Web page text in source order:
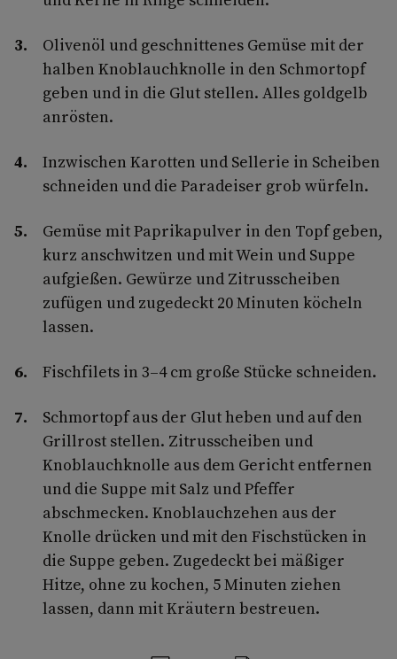
Olivenöl und geschnittenes Gemüse mit der
halben Knoblauchknolle in den Schmortopf
geben und in die Glut stellen. Alles goldgelb
anrösten.
Inzwischen Karotten und Sellerie in Scheiben
schneiden und die Paradeiser grob würfeln.
Gemüse mit Paprikapulver in den Topf geben,
kurz anschwitzen und mit Wein und Suppe
aufgießen. Gewürze und Zitrusscheiben
zufügen und zugedeckt 20 Minuten köcheln
lassen.
Fischfilets in 3–4 cm große Stücke schneiden.
Schmortopf aus der Glut heben und auf den
Grillrost stellen. Zitrusscheiben und
Knoblauchknolle aus dem Gericht entfernen
und die Suppe mit Salz und Pfeffer
abschmecken. Knoblauchzehen aus der
Knolle drücken und mit den Fischstücken in
die Suppe geben. Zugedeckt bei mäßiger
Hitze, ohne zu kochen, 5 Minuten ziehen
lassen, dann mit Kräutern bestreuen.